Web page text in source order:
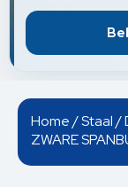
Home/Staal/
ZWARE